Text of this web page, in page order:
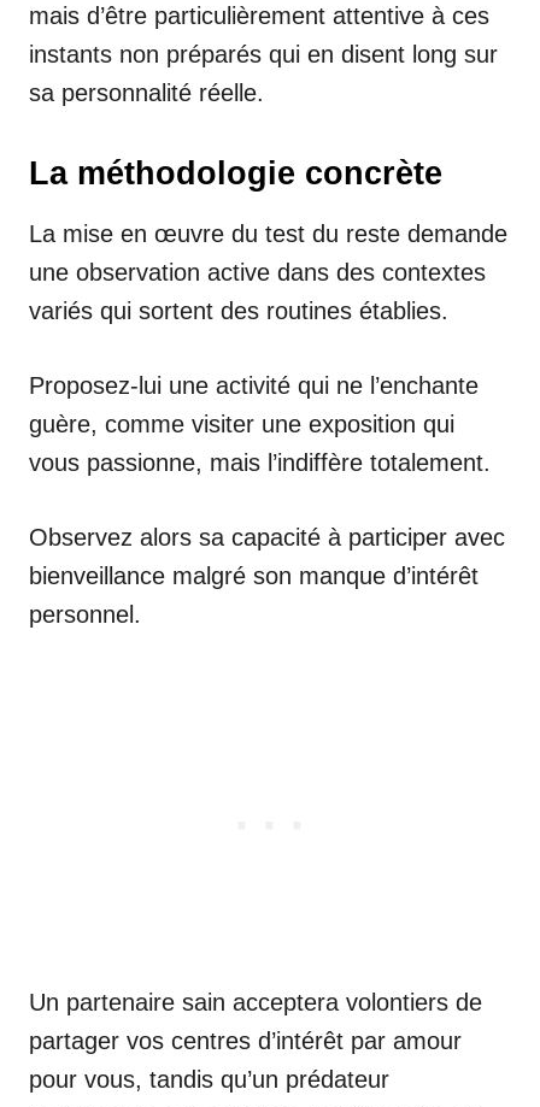
mais d’être particulièrement attentive à ces
instants non préparés qui en disent long sur
sa personnalité réelle.
La méthodologie concrète
La mise en œuvre du test du reste demande
une observation active dans des contextes
variés qui sortent des routines établies.
Proposez-lui une activité qui ne l’enchante
guère, comme visiter une exposition qui
vous passionne, mais l’indiffère totalement.
Observez alors sa capacité à participer avec
bienveillance malgré son manque d’intérêt
personnel.
Un partenaire sain acceptera volontiers de
partager vos centres d’intérêt par amour
pour vous, tandis qu’un prédateur